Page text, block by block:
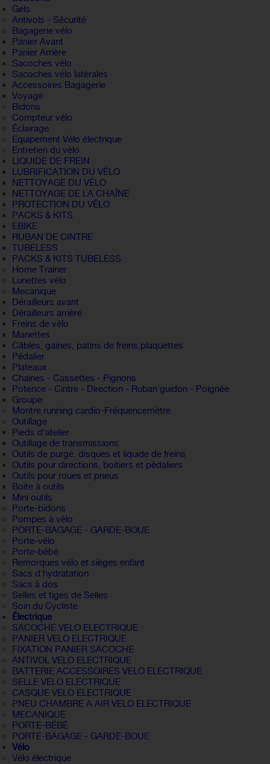
Gels
Antivols - Sécurité
Bagagerie vélo
Panier Avant
Panier Arrière
Sacoches vélo
Sacoches vélo latérales
Accessoires Bagagerie
Voyage
Bidons
Compteur vélo
Éclairage
Equipement Vélo électrique
Entretien du vélo
LIQUIDE DE FREIN
LUBRIFICATION DU VÉLO
NETTOYAGE DU VÉLO
NETTOYAGE DE LA CHAÎNE
PROTECTION DU VÉLO
PACKS & KITS
EBIKE
RUBAN DE CINTRE
TUBELESS
PACKS & KITS TUBELESS
Home Trainer
Lunettes vélo
Mecanique
Dérailleurs avant
Dérailleurs arrière
Freins de vélo
Manettes
Câbles, gaines, patins de freins,plaquettes
Pédalier
Plateaux
Chaines - Cassettes - Pignons
Potence - Cintre - Direction - Ruban guidon - Poignée
Groupe
Montre running cardio-Fréquencemètre
Outillage
Pieds d'atelier
Outillage de transmissions
Outils de purge, disques et liquide de freins
Outils pour directions, boitiers et pédaliers
Outils pour roues et pneus
Boite à outils
Mini outils
Porte-bidons
Pompes à vélo
PORTE-BAGAGE - GARDE-BOUE
Porte-vélo
Porte-bébé
Remorques vélo et sièges enfant
Sacs d'hydratation
Sacs à dos
Selles et tiges de Selles
Soin du Cycliste
Électrique
SACOCHE VELO ELECTRIQUE
PANIER VELO ELECTRIQUE
FIXATION PANIER SACOCHE
ANTIVOL VELO ELECTRIQUE
BATTERIE ACCESSOIRES VELO ELECTRIQUE
SELLE VELO ELECTRIQUE
CASQUE VELO ELECTRIQUE
PNEU CHAMBRE A AIR VELO ELECTRIQUE
MECANIQUE
PORTE-BÉBÉ
PORTE-BAGAGE - GARDE-BOUE
Vélo
Vélo électrique